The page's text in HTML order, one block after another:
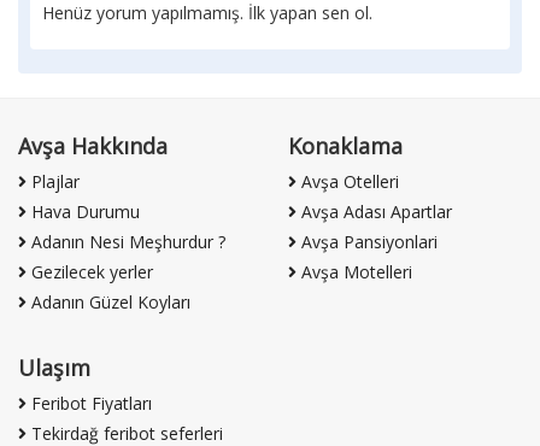
Henüz yorum yapılmamış. İlk yapan sen ol.
Avşa Hakkında
Plajlar
Hava Durumu
Adanın Nesi Meşhurdur ?
Gezilecek yerler
Adanın Güzel Koyları
Konaklama
Avşa Otelleri
Avşa Adası Apartlar
Avşa Pansiyonlari
Avşa Motelleri
Ulaşım
Feribot Fiyatları
Tekirdağ feribot seferleri